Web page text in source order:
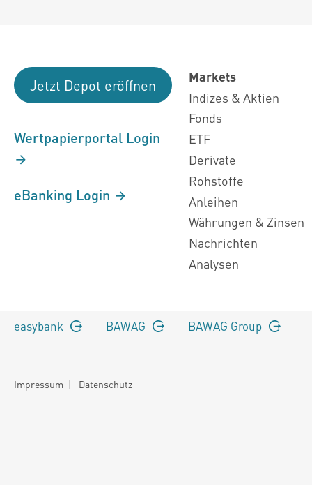
Jetzt Depot eröffnen
Wertpapierportal Login
eBanking Login
Markets
Indizes & Aktien
Fonds
ETF
Derivate
Rohstoffe
Anleihen
Währungen & Zinsen
Nachrichten
Analysen
easybank BAWAG BAWAG Group
Impressum | Datenschutz